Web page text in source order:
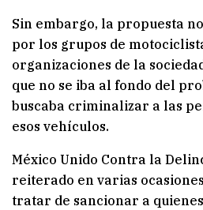
Sin embargo, la propuesta
por los grupos de
organizaciones de la
que no se iba al fondo del
buscaba criminalizar a las
esos vehículos.
México Unido Contra la
reiterado en varias
tratar de sancionar a